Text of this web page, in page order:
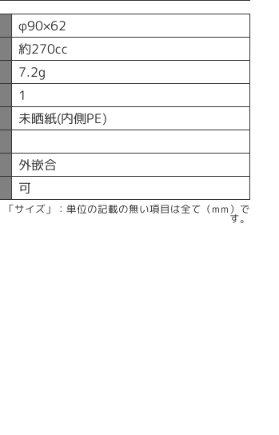
φ90×62
約270cc
7.2g
1
未晒紙(内側PE)
外嵌合
可
「サイズ」：単位の記載の無い項目は全て（mm）で
す。